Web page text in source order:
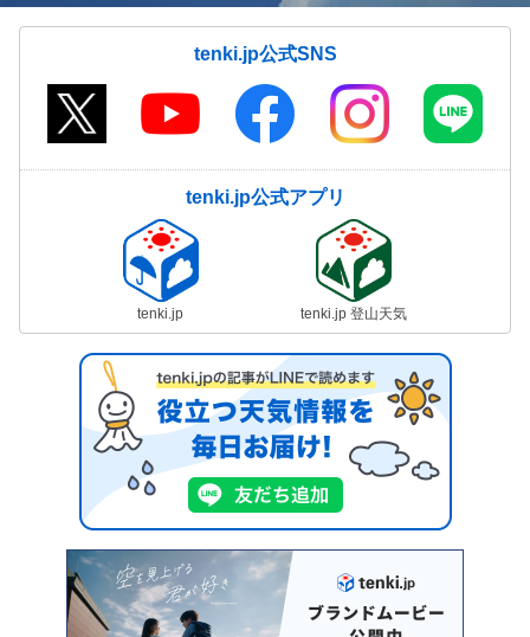
tenki.jp公式SNS
tenki.jp公式アプリ
tenki.jp tenki.jp 登山天気